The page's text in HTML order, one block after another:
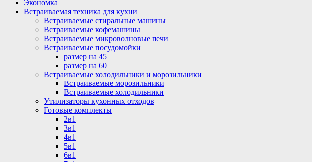
Экономка
Встраиваемая техника для кухни
Встраиваемые стиральные машины
Встраиваемые кофемашины
Встраиваемые микроволновые печи
Встраиваемые посудомойки
размер на 45
размер на 60
Встраиваемые холодильники и морозильники
Встраиваемые морозильники
Встраиваемые холодильники
Утилизаторы кухонных отходов
Готовые комплекты
2в1
3в1
4в1
5в1
6в1